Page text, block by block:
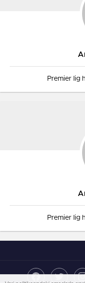
Premier lig
Premier lig